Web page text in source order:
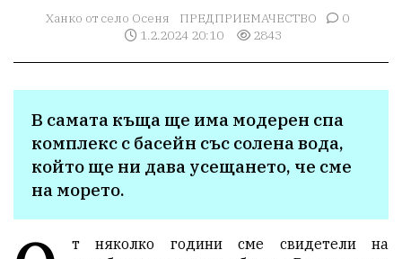
Ханко от село Осеня ПРЕДПРИЕМАЧЕСТВО
0
1.2.2024 20:10
2843
В самата къща ще има модерен спа
комплекс с басейн със солена вода,
който ще ни дава усещането, че сме
на морето.
т няколко години сме свидетели на